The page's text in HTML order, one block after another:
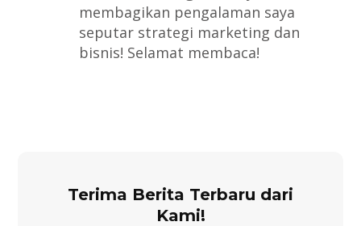
membagikan pengalaman saya
seputar strategi marketing dan
bisnis! Selamat membaca!
Terima Berita Terbaru dari
Kami!